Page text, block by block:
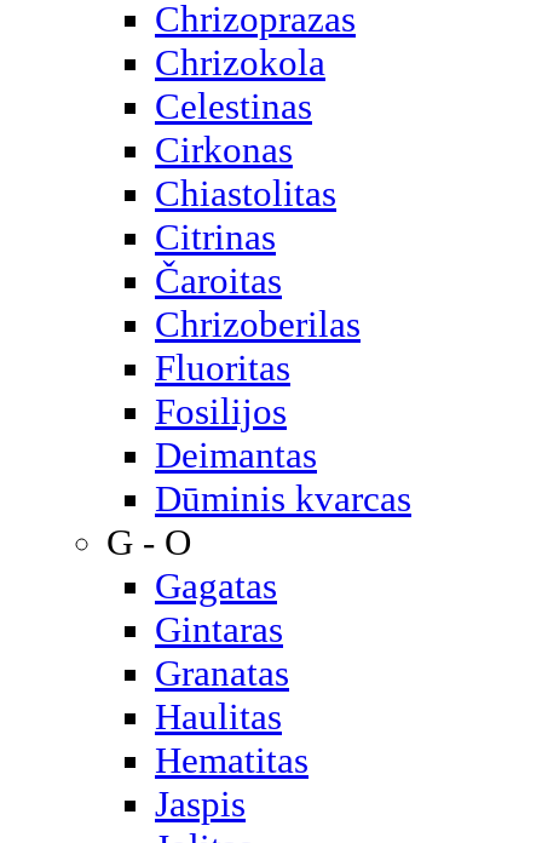
Chrizoprazas
Chrizokola
Celestinas
Cirkonas
Chiastolitas
Citrinas
Čaroitas
Chrizoberilas
Fluoritas
Fosilijos
Deimantas
Dūminis kvarcas
G - O
Gagatas
Gintaras
Granatas
Haulitas
Hematitas
Jaspis